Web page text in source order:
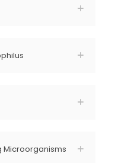
Microorganisms